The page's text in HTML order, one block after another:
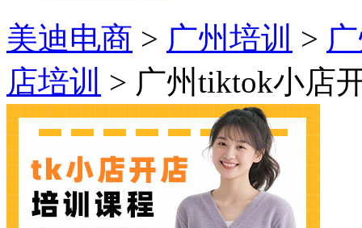
美迪电商 > 广州培训 >
店培训 > 广州tiktok小店